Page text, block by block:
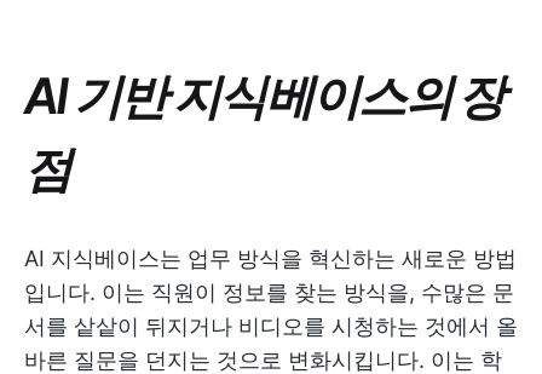
AI 기반 지식베이스의 장
점
AI 지식베이스는 업무 방식을 혁신하는 새로운 방법
입니다. 이는 직원이 정보를 찾는 방식을, 수많은 문
서를 샅샅이 뒤지거나 비디오를 시청하는 것에서 올
바른 질문을 던지는 것으로 변화시킵니다. 이는 학